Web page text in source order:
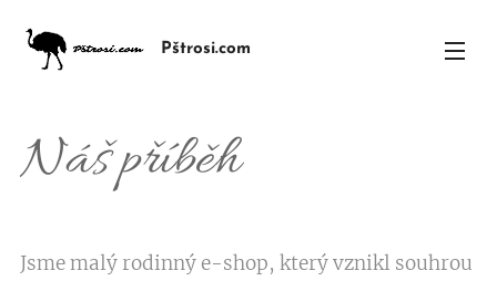
Pštrosi.com
Náš příběh
Jsme malý rodinný e-shop, který vznikl souhrou